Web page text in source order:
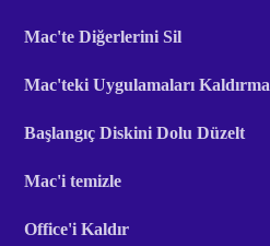
Mac'te Diğerlerini Sil
Mac'teki Uygulamaları Kaldırma
Başlangıç ​​Diskini Dolu Düzelt
Mac'i temizle
Office'i Kaldır